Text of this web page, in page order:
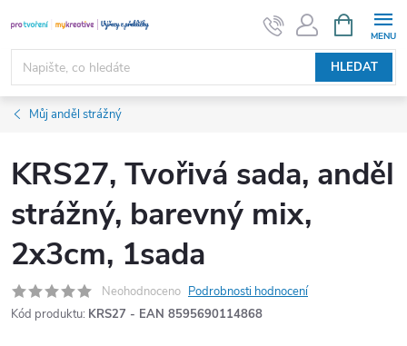
na
obsah
HLEDAT
NÁKUPNÍ
KOŠÍK
Můj anděl strážný
KRS27, Tvořivá sada, anděl
strážný, barevný mix,
2x3cm, 1sada
Neohodnoceno Podrobnosti hodnocení
Kód produktu: KRS27 - EAN 8595690114868